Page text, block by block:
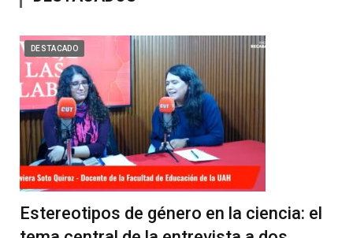
DESTACADO
Estereotipos de género en la ciencia: el